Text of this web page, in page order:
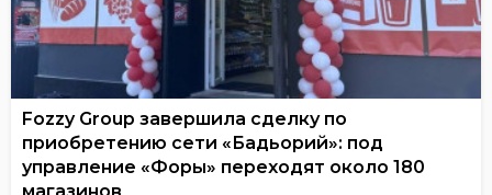
Fozzy Group завершила сделку по
приобретению сети «Бадьорий»: под
управление «Форы» переходят около 180